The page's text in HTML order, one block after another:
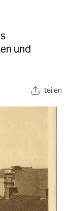
und
teilen